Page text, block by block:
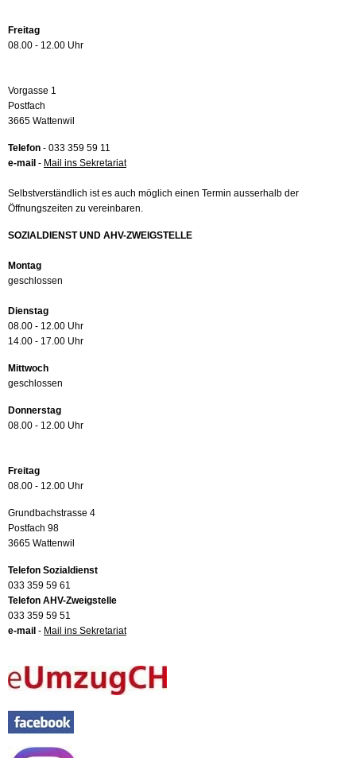
Freitag
08.00 - 12.00 Uhr
Vorgasse 1
Postfach
3665 Wattenwil
Telefon - 033 359 59 11
e-mail - Mail ins Sekretariat
Selbstverständlich ist es auch möglich einen Termin ausserhalb der
Öffnungszeiten zu vereinbaren.
SOZIALDIENST UND AHV-ZWEIGSTELLE
Montag
geschlossen
Dienstag
08.00 - 12.00 Uhr
14.00 - 17.00 Uhr
Mittwoch
geschlossen
Donnerstag
08.00 - 12.00 Uhr
Freitag
08.00 - 12.00 Uhr
Grundbachstrasse 4
Postfach 98
3665 Wattenwil
Telefon Sozialdienst
033 359 59 61
Telefon AHV-Zweigstelle
033 359 59 51
e-mail - Mail ins Sekretariat